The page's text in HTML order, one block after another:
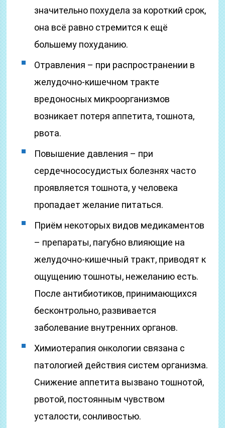
значительно похудела за короткий срок,
она всё равно стремится к ещё
большему похуданию.
Отравления – при распространении в
желудочно-кишечном тракте
вредоносных микроорганизмов
возникает потеря аппетита, тошнота,
рвота.
Повышение давления – при
сердечнососудистых болезнях часто
проявляется тошнота, у человека
пропадает желание питаться.
Приём некоторых видов медикаментов
– препараты, пагубно влияющие на
желудочно-кишечный тракт, приводят к
ощущению тошноты, нежеланию есть.
После антибиотиков, принимающихся
бесконтрольно, развивается
заболевание внутренних органов.
Химиотерапия онкологии связана с
патологией действия систем организма.
Снижение аппетита вызвано тошнотой,
рвотой, постоянным чувством
усталости, сонливостью.